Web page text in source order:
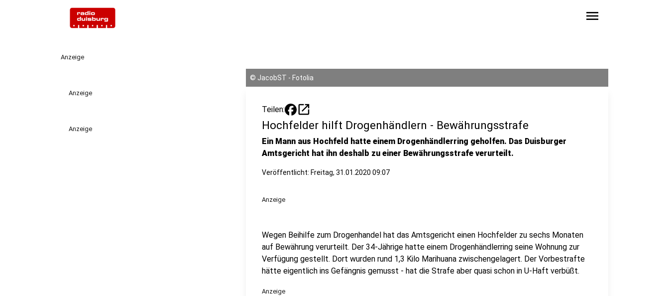
menu
Anzeige
Anzeige
Anzeige
© JacobST - Fotolia
Teilen: open_in_new
Hochfelder hilft Drogenhändlern - Bewährungsstrafe
Ein Mann aus Hochfeld hatte einem Drogenhändlerring geholfen. Das Duisburger
Amtsgericht hat ihn deshalb zu einer Bewährungsstrafe verurteilt.
Veröffentlicht: Freitag, 31.01.2020 09:07
Anzeige
Wegen Beihilfe zum Drogenhandel hat das Amtsgericht einen Hochfelder zu sechs Monaten
auf Bewährung verurteilt. Der 34-Jährige hatte einem Drogenhändlerring seine Wohnung zur
Verfügung gestellt. Dort wurden rund 1,3 Kilo Marihuana zwischengelagert. Der Vorbestrafte
hätte eigentlich ins Gefängnis gemusst - hat die Strafe aber quasi schon in U-Haft verbüßt.
Anzeige